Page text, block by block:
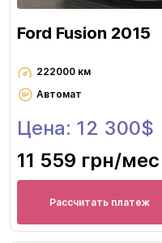
Ford Fusion 2015
222000 км
Автомат
Цена: 12 300$
11 559 грн/мес
Рассчитать платеж